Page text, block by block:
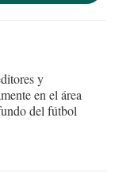
y
en el área
del fútbol